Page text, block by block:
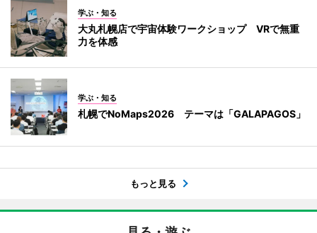
学ぶ・知る
大丸札幌店で宇宙体験ワークショップ VRで無重
力を体感
学ぶ・知る
札幌でNoMaps2026 テーマは「GALAPAGOS」
もっと見る